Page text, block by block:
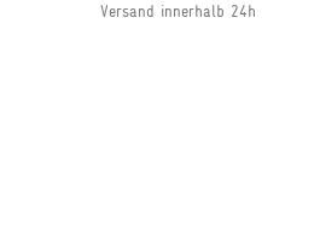
Versand innerhalb 24h